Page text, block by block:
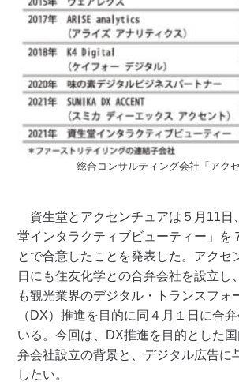
総合コンサルティング会社「ア
資生堂とアクセンチュアは５月11日
堂インタラクティブビューティー」を
とで合意したことを発表した。アクセ
日にも住友化学との合弁会社を設立し
も観光業界のデジタル・トランスフォ
（DX）推進を目的に同４月１日に合
いる。今回は、DX推進を目的とした
弁会社設立の背景と、デジタル広告に
したい。